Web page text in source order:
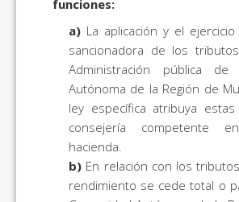
funciones:
a) La aplicación y el
sancionadora de los
Administración pública de
Autónoma de la Región de
ley específica atribuya
consejería competente
hacienda.
b) En relación con los
rendimiento se cede total o